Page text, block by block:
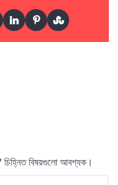
চিহ্নিত বিষয়গুলো আবশ্যক।